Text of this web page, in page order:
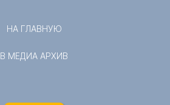
НА ГЛАВНУЮ
В МЕДИА АРХИВ